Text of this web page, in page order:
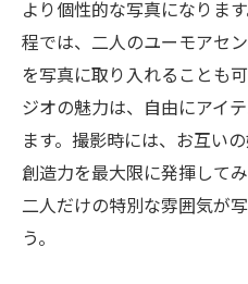
セルフフォトスタジ
写真に刻む
テーマ設定のコツ
季節ごとのテーマ
背景や小道具の選
二人の個性を生か
より個性的な写真になりま
程では、二人のユーモアセ
を写真に取り入れることも
ジオの魅力は、自由にアイ
ます。撮影時には、お互い
創造力を最大限に発揮して
二人だけの特別な雰囲気が
う。